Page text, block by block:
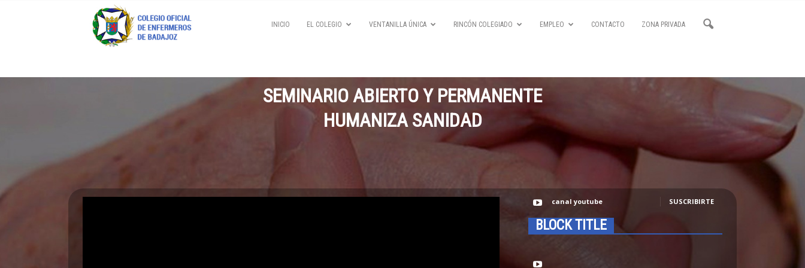
INICIO EL COLEGIO VENTANILLA ÚNICA RINCÓN COLEGIADO EMPLEO CONTACTO ZONA PRIVADA
SEMINARIO ABIERTO Y PERMANENTE
HUMANIZA SANIDAD
canal youtube SUSCRIBIRTE
BLOCK TITLE